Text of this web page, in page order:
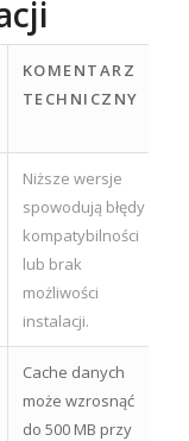
KOMENTARZ
TECHNICZNY
Niższe wersje
spowodują błędy
kompatybilności
lub brak
możliwości
instalacji.
Cache danych
może wzrosnąć
do 500 MB przy